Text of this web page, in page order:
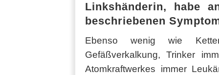
Linkshänderin, habe
beschriebenen
Ebenso wenig wie
Gefäßverkalkung, Trinker
Atomkraftwerkes immer